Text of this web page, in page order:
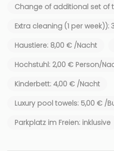
Change of additional set of
Extra cleaning (1 per
Haustiere: 8,00 € /Nacht
Hochstuhl: 2,00 € Person/
Kinderbett: 4,00 € /Nacht
Luxury pool towels: 5,00 € /
Parkplatz im Freien: inklusive